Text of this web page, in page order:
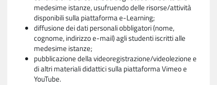
medesime istanze, usufruendo delle risorse/attività
disponibili sulla piattaforma e-Learning;
diffusione dei dati personali obbligatori (nome,
cognome, indirizzo e-mail) agli studenti iscritti alle
medesime istanze;
pubblicazione della videoregistrazione/videolezione e
di altri materiali didattici sulla piattaforma Vimeo e
YouTube.